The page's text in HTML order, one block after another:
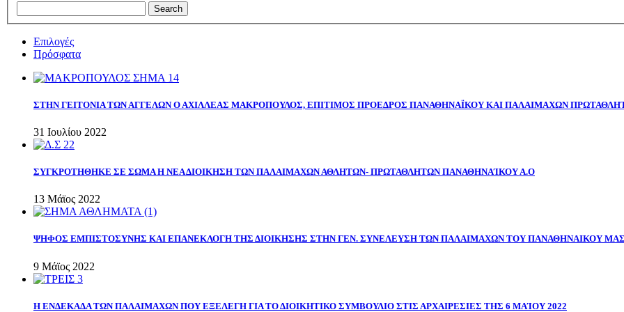
Επιλογές
Πρόσφατα
ΣΤΗΝ ΓΕΙΤΟΝΙΑ ΤΩΝ ΑΓΓΕΛΩΝ Ο ΑΧΙΛΛΕΑΣ ΜΑΚΡΟΠΟΥΛΟΣ, ΕΠΙΤΙΜΟΣ ΠΡΟΕΔΡΟΣ ΠΑΝΑΘΗΝΑΪΚΟΥ ΚΑΙ ΠΑΛΑΙΜΑΧΩΝ
31 Ιουλίου 2022
ΣΥΓΚΡΟΤΗΘΗΚΕ ΣΕ ΣΩΜΑ Η ΝΕΑ ΔΙΟΙΚΗΣΗ ΤΩΝ ΠΑΛΑΙΜΑΧΩΝ ΑΘΛΗΤΩΝ- ΠΡΩΤΑΘΛΗΤΩΝ ΠΑΝΑΘΗΝΑΊΚΟΥ Α.Ο
13 Μάϊος 2022
ΨΗΦΟΣ ΕΜΠΙΣΤΟΣΥΝΗΣ ΚΑΙ ΕΠΑΝΕΚΛΟΓΗ ΤΗΣ ΔΙΟΙΚΗΣΗΣ ΣΤΗΝ ΓΕΝ. ΣΥΝΕΛΕΥΣΗ ΤΩΝ ΠΑΛΑΙΜΑΧΩΝ ΤΟΥ ΠΑΝΑΘΗΝΑΙΚΟΥ ΜΑΣ
9 Μάϊος 2022
Η ΕΝΔΕΚΑΔΑ ΤΩΝ ΠΑΛΑΙΜΑΧΩΝ ΠΟΥ ΕΞΕΛΕΓΗ ΓΙΑ ΤΟ ΔΙΟΙΚΗΤΙΚΟ ΣΥΜΒΟΥΛΙΟ ΣΤΙΣ ΑΡΧΑΙΡΕΣΙΕΣ ΤΗΣ 6 ΜΑΊΟΥ 2022